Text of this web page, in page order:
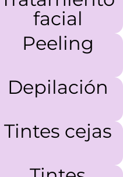
facial
Peeling
Depilación
Tintes cejas